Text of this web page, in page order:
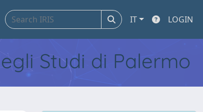
IT LOGIN
Studi di Palermo